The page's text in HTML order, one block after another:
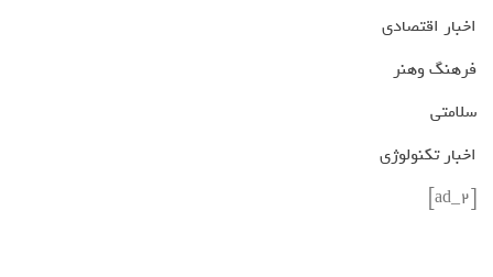
اخبار اقتصادی
فرهنگ وهنر
سلامتی
اخبار تکنولوژی
[ad_2]